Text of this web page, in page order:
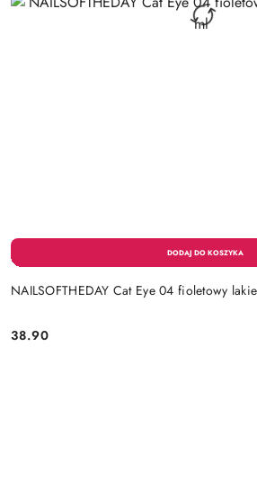
NAILSOFTHEDAY Cat Eye 04 fioletowy
Cena:
38.90